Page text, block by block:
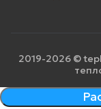
2019-2026 ©